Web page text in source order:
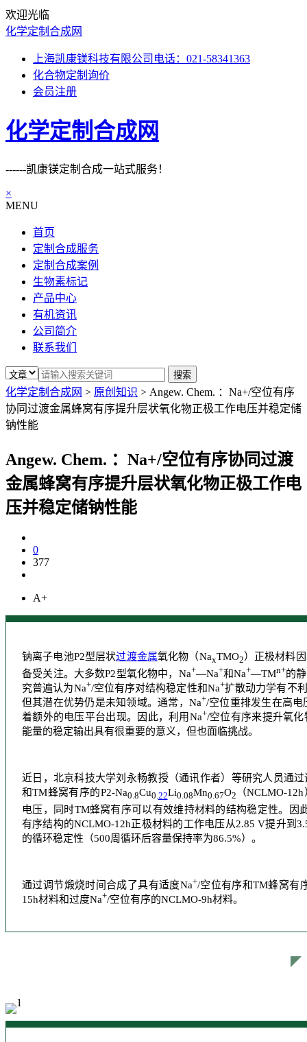
欢迎光临
化学定制合成网
上海凯康镁科技有限公司电话：021-58341363
化合物定制询价
会员注册
化学定制合成网
------凯康镁定制合成一站式服务！
×
MENU
首页
定制合成服务
定制合成案例
生物素标记
产品中心
有机资讯
公司简介
联系我们
化学定制合成网 > 原创知识 > Angew. Chem. ：Na+/空位有序
协同过渡金属蜂窝有序提升层状氧化物正极工作电压并稳定储
钠性能
Angew. Chem. ：Na+/空位有序协同过渡
金属蜂窝有序提升层状氧化物正极工作电
压并稳定储钠性能
0
377
A+
钠离子电池P2型层状过渡金属氧化物（NaxTMO2 ）正极材料
备受关注。大多数P2型氧化物中，Na+—Na+和Na+—TMn+的
究普遍认为Na+/空位有序对结构稳定性和Na+扩散动力学有不
但其潜在优势仍是未知领域。通常，Na+/空位重排发生在高电
着额外的电压平台出现。因此，利用Na+/空位有序来提升氧
能量的稳定输出具有很重要的意义，但也面临挑战。
近日，北京科技大学刘永畅教授（通讯作者）等研究人员通
和TM蜂窝有序的P2-Na0.8Cu0. 22Li0.08Mn0.67O2
（NCLMO-
电压，同时TM蜂窝有序可以有效维持材料的结构稳定性。因
有序结构的NCLMO-12h正极材料的工作电压从2.85 V提升到
的循环稳定性（500周循环后容量保持率为86.5%）。
通过调节煅烧时间合成了具有适度Na+/空位有序和TM蜂窝有
15h材料和过度Na+/空位有序的NCLMO-9h材料。